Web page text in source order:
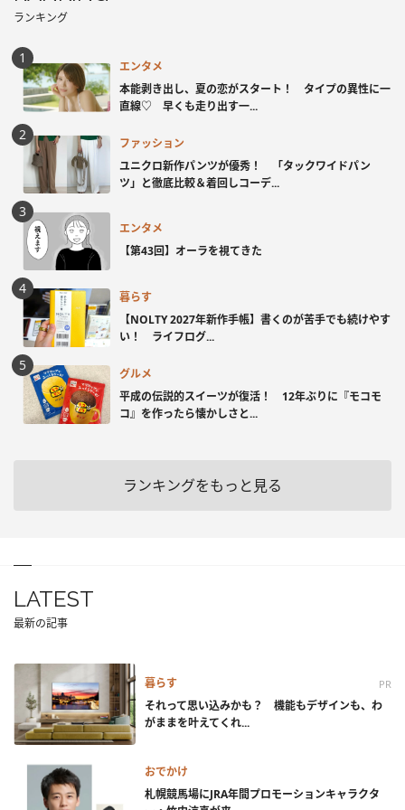
ランキング
エンタメ
本能剥き出し、夏の恋がスタート！ タイプの異性に一
直線♡ 早くも走り出す一...
ファッション
ユニクロ新作パンツが優秀！ 「タックワイドパン
ツ」と徹底比較＆着回しコーデ...
エンタメ
【第43回】オーラを視てきた
暮らす
【NOLTY 2027年新作手帳】書くのが苦手でも続けやす
い！ ライフログ...
グルメ
平成の伝説的スイーツが復活！ 12年ぶりに『モコモ
コ』を作ったら懐かしさと...
ランキングをもっと見る
LATEST
最新の記事
暮らす PR
それって思い込みかも？ 機能もデザインも、わ
がままを叶えてくれ...
おでかけ
札幌競馬場にJRA年間プロモーションキャラクタ